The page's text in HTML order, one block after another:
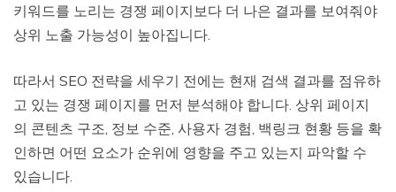
키워드를 노리는 경쟁 페이지보다 더 나은 결과를 보여줘야
상위 노출 가능성이 높아집니다.
따라서 SEO 전략을 세우기 전에는 현재 검색 결과를 점유하
고 있는 경쟁 페이지를 먼저 분석해야 합니다. 상위 페이지
의 콘텐츠 구조, 정보 수준, 사용자 경험, 백링크 현황 등을 확
인하면 어떤 요소가 순위에 영향을 주고 있는지 파악할 수
있습니다.